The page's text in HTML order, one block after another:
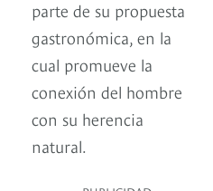
parte de su propuesta
gastronómica, en la
cual promueve la
conexión del hombre
con su herencia
natural.